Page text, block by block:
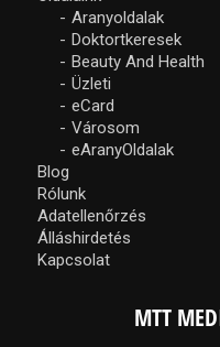
Aranyoldalak
Doktortkeresek
Beauty And Health
Üzleti
eCard
Városom
eAranyOldalak
Blog
Rólunk
Adatellenőrzés
Álláshirdetés
Kapcsolat
MTT